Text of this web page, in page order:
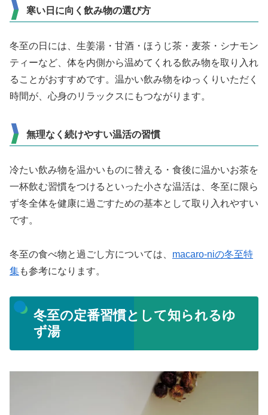
寒い日に向く飲み物の選び方
冬至の日には、生姜湯・甘酒・ほうじ茶・麦茶・シナモン
ティーなど、体を内側から温めてくれる飲み物を取り入れ
ることがおすすめです。温かい飲み物をゆっくりいただく
時間が、心身のリラックスにもつながります。
無理なく続けやすい温活の習慣
冷たい飲み物を温かいものに替える・食後に温かいお茶を
一杯飲む習慣をつけるといった小さな温活は、冬至に限ら
ず冬全体を健康に過ごすための基本として取り入れやすい
です。
冬至の食べ物と過ごし方については、 macaro-niの冬至特
集も参考になります。
冬至の定番習慣として知られるゆ
ず湯